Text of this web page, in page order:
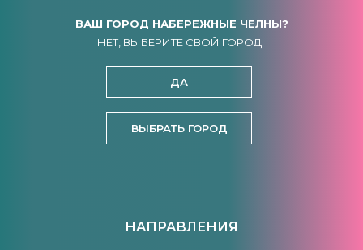
ДА
ВЫБРАТЬ ГОРОД
НЕТ, ВЫБЕРИТЕ СВОЙ ГОРОД
ВАШ ГОРОД НАБЕРЕЖНЫЕ ЧЕЛНЫ?
НАПРАВЛЕНИЯ